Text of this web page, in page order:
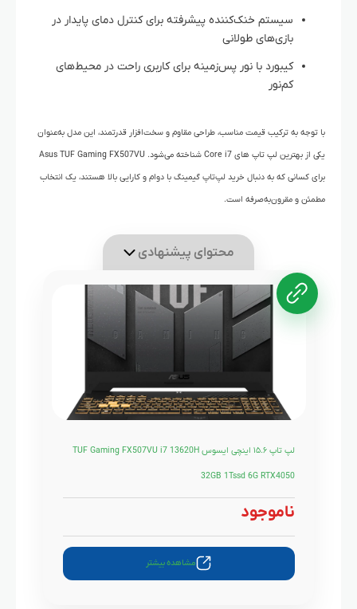
سیستم خنک‌کننده پیشرفته برای کنترل دمای پایدار در
بازی‌های طولانی
کیبورد با نور پس‌زمینه برای کاربری راحت در محیط‌های
کم‌نور
با توجه به ترکیب قیمت مناسب، طراحی مقاوم و سخت‌افزار قدرتمند، این مدل به‌عنوان
یکی از بهترین لپ‌ تاپ‌ های Core i7 شناخته می‌شود. Asus TUF Gaming FX507VU
برای کسانی که به دنبال خرید لپ‌تاپ گیمینگ با دوام و کارایی بالا هستند، یک انتخاب
مطمئن و مقرون‌به‌صرفه است.
محتوای پیشنهادی
لپ‌ تاپ ۱۵.۶ اینچی ایسوس TUF Gaming FX507VU i7 13620H
32GB 1Tssd 6G RTX4050
ناموجود
مشاهده بیشتر